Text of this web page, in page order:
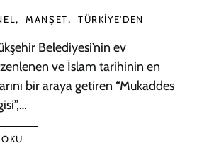
MANŞET TÜRKIYE'DEN
Belediyesi’nin ev
ve İslam tarihinin en
bir araya getiren “Mukaddes